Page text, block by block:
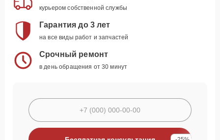
курьером собственной службы
Гарантия до 3 лет
на все виды работ и запчастей
Срочный ремонт
в день обращения от 30 минут